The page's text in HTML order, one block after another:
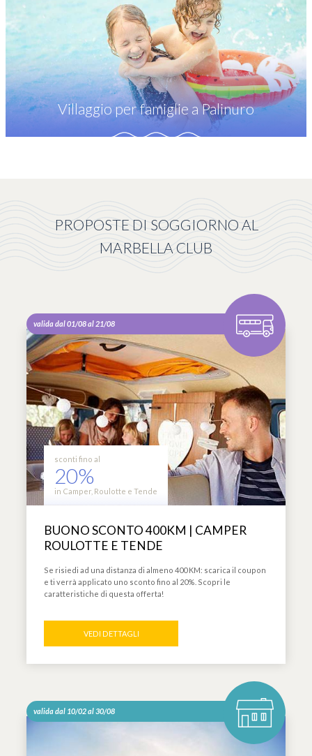
Villaggio per famiglie a Palinuro
PROPOSTE DI SOGGIORNO AL
MARBELLA CLUB
valida dal 01/08 al 21/08
sconti fino al
20%
in Camper, Roulotte e Tende
BUONO SCONTO 400KM | CAMPER
ROULOTTE E TENDE
Se risiedi ad una distanza di almeno 400 KM: scarica il coupon
e ti verrà applicato uno sconto fino al 20%. Scopri le
caratteristiche di questa offerta!
VEDI DETTAGLI
valida dal 10/02 al 30/08